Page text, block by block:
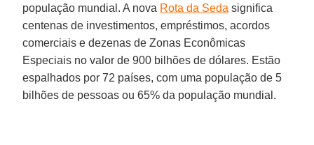
população mundial. A nova Rota da Seda significa
centenas de investimentos, empréstimos, acordos
comerciais e dezenas de Zonas Econômicas
Especiais no valor de 900 bilhões de dólares. Estão
espalhados por 72 países, com uma população de 5
bilhões de pessoas ou 65% da população mundial.